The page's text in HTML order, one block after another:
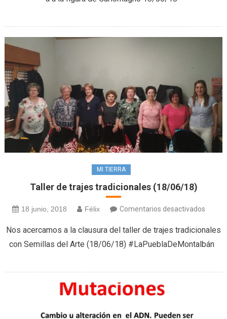
MI TIERRA
Taller de trajes tradicionales (18/06/18)
18 junio, 2018 Félix Comentarios desactivadosen
de
trajes
(18/
Nos acercamos a la clausura del taller de trajes tradicionales
con Semillas del Arte (18/06/18) #LaPueblaDeMontalbán